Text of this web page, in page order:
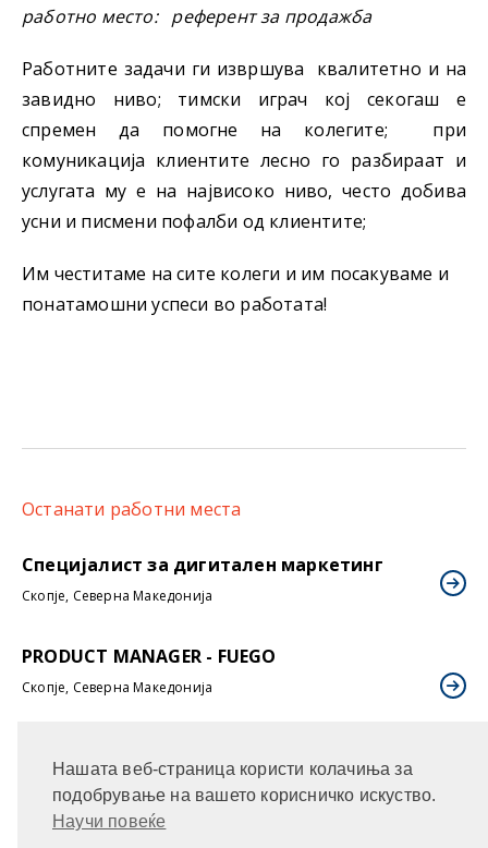
Нашата веб-страница користи колачиња за
подобрување на вашето корисничко искуство.
Научи повеќе
работно место: референт за продажба
Работните задачи ги извршува квалитетно и на
завидно ниво; тимски играч кој секогаш е
спремен да помогне на колегите; при
комуникација клиентите лесно го разбираат и
услугата му е на највисоко ниво, често добива
усни и писмени пофалби од клиентите;
Им честитаме на сите колеги и им посакуваме и
понатамошни успеси во работата!
Останати работни места
Специјалист за дигитален маркетинг
Скопје, Северна Македонија
PRODUCT MANAGER - FUEGO
Скопје, Северна Македонија
Скопје, Северна Македонија